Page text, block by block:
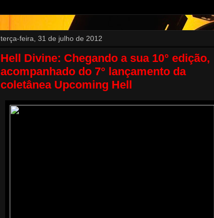
terça-feira, 31 de julho de 2012
Hell Divine: Chegando a sua 10° edição,
acompanhado do 7° lançamento da
coletânea Upcoming Hell